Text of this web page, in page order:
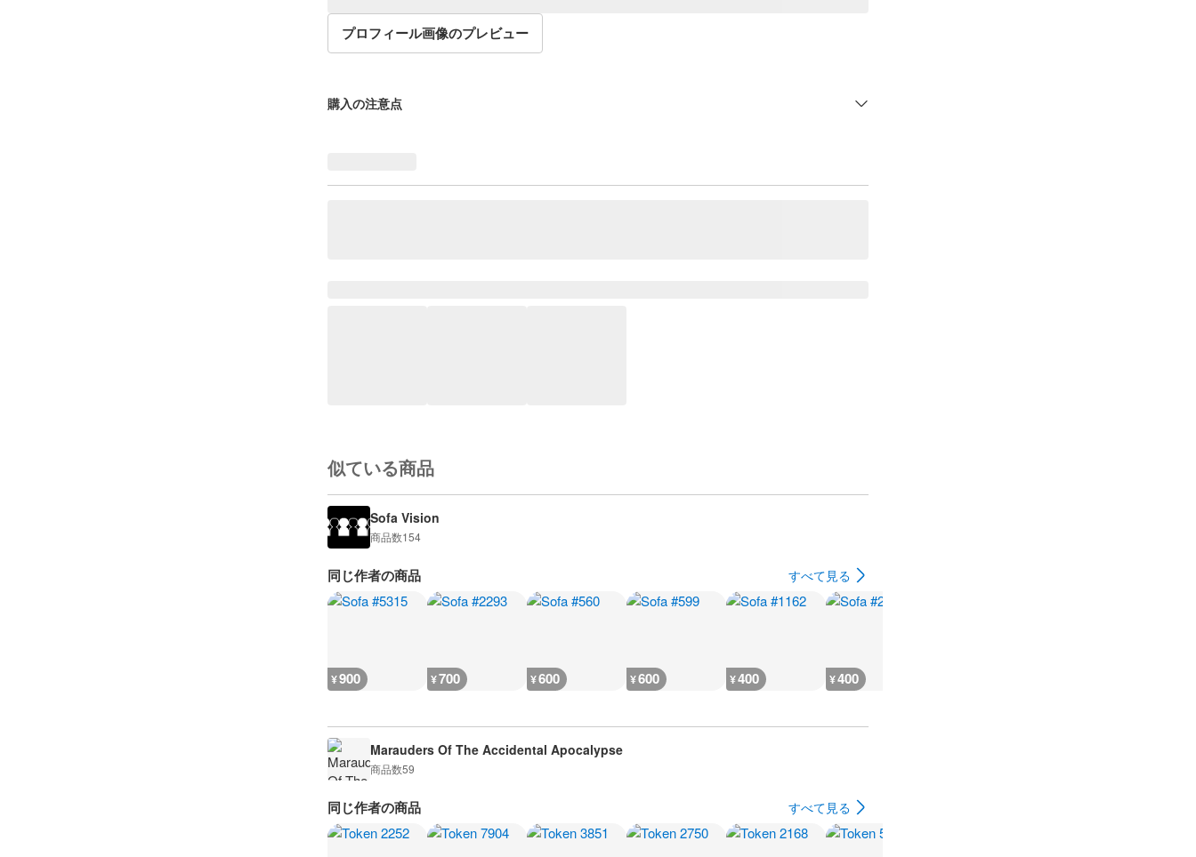
プロフィール画像のプレビュー
購入の注意点
似ている商品
Sofa Vision
商品数154
同じ作者の商品 すべて見る
¥900 ¥700 ¥600 ¥600 ¥400 ¥400
Marauders Of The Accidental Apocalypse
商品数59
同じ作者の商品 すべて見る